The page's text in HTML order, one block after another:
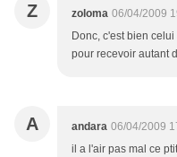
Z zoloma 06/04/2009
Donc, c'est bien
pour recevoir autant
A andara 06/04/2009
il a l'air pas mal ce